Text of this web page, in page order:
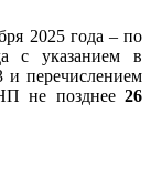
2025 года – по
с указанием в
и перечислением
не позднее 26